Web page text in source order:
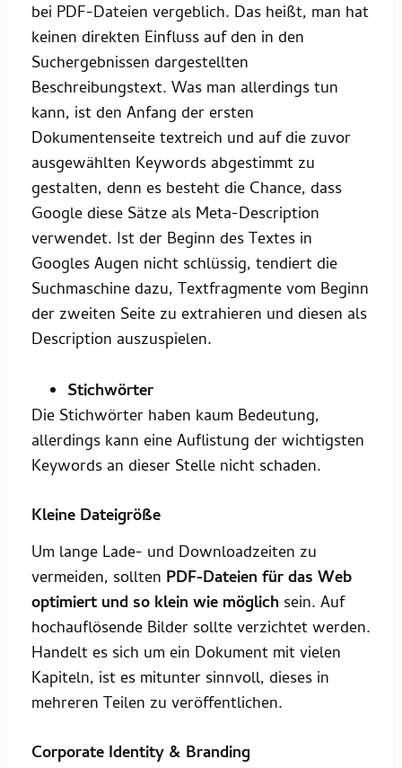
bei PDF-Dateien vergeblich. Das heißt, man hat
keinen direkten Einfluss auf den in den
Suchergebnissen dargestellten
Beschreibungstext. Was man allerdings tun
kann, ist den Anfang der ersten
Dokumentenseite textreich und auf die zuvor
ausgewählten Keywords abgestimmt zu
gestalten, denn es besteht die Chance, dass
Google diese Sätze als Meta-Description
verwendet. Ist der Beginn des Textes in
Googles Augen nicht schlüssig, tendiert die
Suchmaschine dazu, Textfragmente vom Beginn
der zweiten Seite zu extrahieren und diesen als
Description auszuspielen.
Stichwörter
Die Stichwörter haben kaum Bedeutung,
allerdings kann eine Auflistung der wichtigsten
Keywords an dieser Stelle nicht schaden.
Kleine Dateigröße
Um lange Lade- und Downloadzeiten zu
vermeiden, sollten PDF-Dateien für das Web
optimiert und so klein wie möglich sein. Auf
hochauflösende Bilder sollte verzichtet werden.
Handelt es sich um ein Dokument mit vielen
Kapiteln, ist es mitunter sinnvoll, dieses in
mehreren Teilen zu veröffentlichen.
Corporate Identity & Branding